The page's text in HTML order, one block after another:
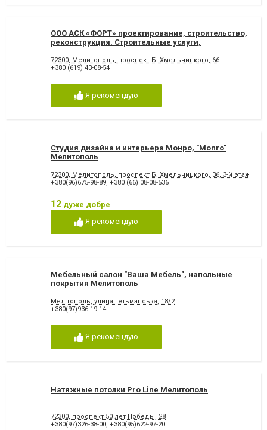
ООО АСК «ФОРТ» проектирование, строительство,
реконструкция. Строительные услуги,
72300, Мелитополь, проспект Б. Хмельницкого, 66
+380 (619) 43-08-54
Я рекомендую
Студия дизайна и интерьера Монро, "Monro"
Мелитополь
72300, Мелитополь, проспект Б. Хмельницкого, 36, 3-й этаж
+380(96)675-98-89, +380 (66) 08-08-536
12 дуже добре
Я рекомендую
Мебельный салон "Ваша Мебель", напольные
покрытия Мелитополь
Мелітополь, улица Гетьманська, 18/2
+380(97)936-19-14
Я рекомендую
Натяжные потолки Pro Line Мелитополь
72300, проспект 50 лет Победы, 28
+380(97)326-38-00, +380(95)622-97-20